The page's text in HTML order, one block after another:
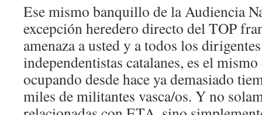
Ese mismo banquillo de la Audiencia
excepción heredero directo del TOP
amenaza a usted y a todos los
independentistas catalanes, es el
ocupando desde hace ya demasiado
miles de militantes vasca/os. Y no